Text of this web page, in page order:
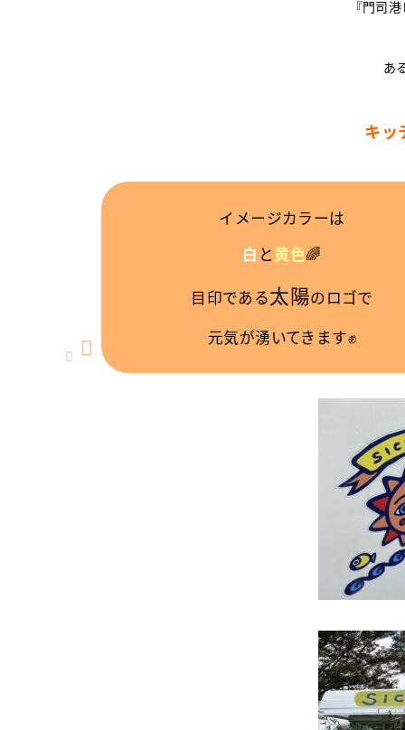
『門司
あ
キッ
イメージカラーは
白 と黄色🌈
目印である太陽のロゴで
元気が湧いてきます✊